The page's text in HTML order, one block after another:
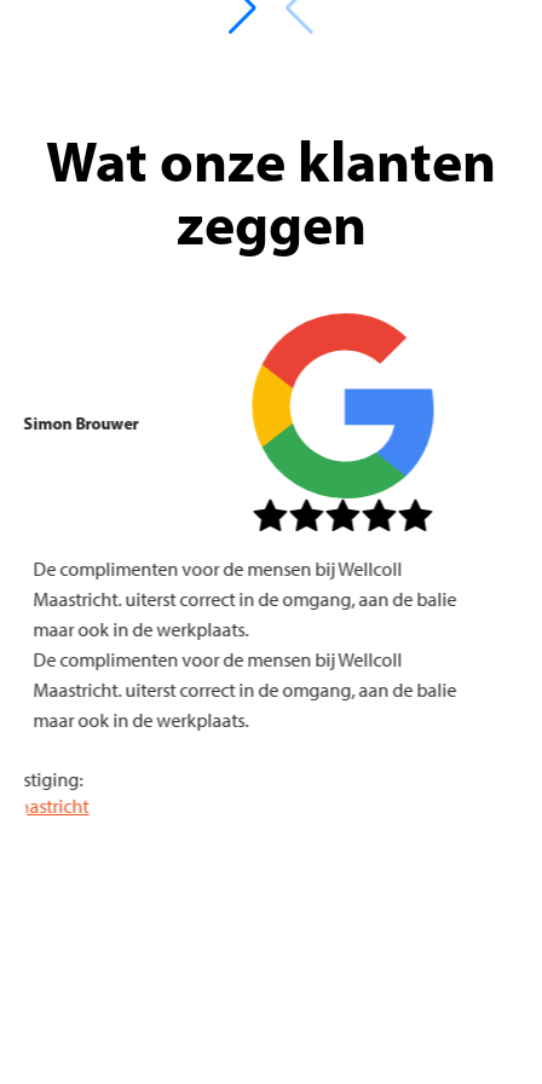
Wat onze klanten
zeggen
Simon Brouwer
De complimenten voor de mensen bij Wellcoll
Maastricht. uiterst correct in de omgang, aan de balie
maar ook in de werkplaats.
De complimenten voor de mensen bij Wellcoll
Maastricht. uiterst correct in de omgang, aan de balie
maar ook in de werkplaats.
Vestiging:
Maastricht